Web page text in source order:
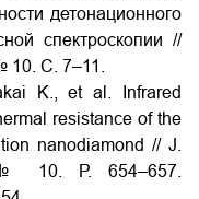
детонационного
спектроскопии //
10. С. 7–11.
K., et al. Infrared
resistance of the
nanodiamond // J.
10. Р. 654–657.